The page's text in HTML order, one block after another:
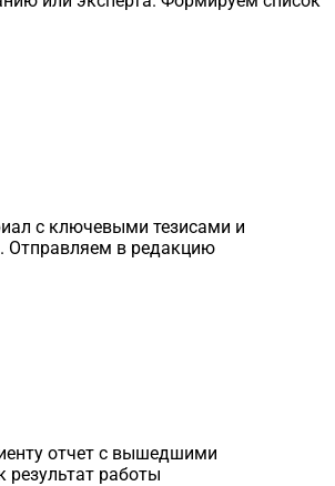
с ключевыми тезисами и
Отправляем в редакцию
отчет с вышедшими
результат работы